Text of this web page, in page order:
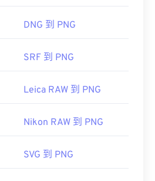
DNG 到 PNG
SRF 到 PNG
Leica RAW 到 PNG
Nikon RAW 到 PNG
SVG 到 PNG